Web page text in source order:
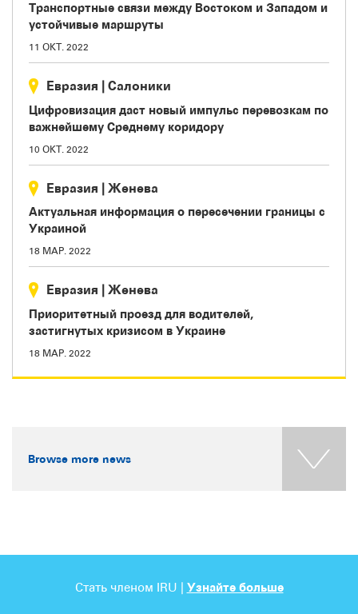
Транспортные связи между Востоком и Западом и
устойчивые маршруты
11 ОКТ. 2022
Евразия | Салоники
Цифровизация даст новый импульс перевозкам по
важнейшему Среднему коридору
10 ОКТ. 2022
Евразия | Женева
Актуальная информация о пересечении границы с
Украиной
18 МАР. 2022
Евразия | Женева
Приоритетный проезд для водителей,
застигнутых кризисом в Украине
18 МАР. 2022
Browse more news
Стать членом IRU | Узнайте больше